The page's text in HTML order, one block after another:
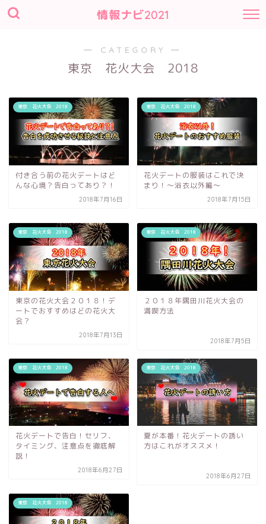
情報ナビ2021
― CATEGORY ―
東京 花火大会 2018
東京 花火大会 2018
付き合う前の花火デートはど
んな心境？告白ってあり？！
2018年7月16日
東京 花火大会 2018
花火デートの服装はこれで決
まり！～浴衣以外編～
2018年7月15日
東京 花火大会 2018
東京の花火大会２０１８！デ
ートでおすすめはどの花火大
会？
2018年7月13日
東京 花火大会 2018
２０１８年隅田川花火大会の
満喫方法
2018年7月5日
東京 花火大会 2018
花火デートで告白！セリフ、
タイミング、注意点を徹底解
説！
2018年6月27日
東京 花火大会 2018
夏が本番！花火デートの誘い
方はこれがオススメ！
2018年6月27日
東京 花火大会 2018